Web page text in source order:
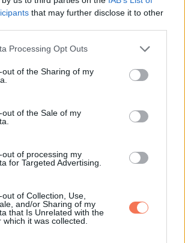
that may further disclose it to other
website/app uses one or more Google
visit or usage behaviour. You may click to
to Google and its third-party tags to
specified purposes in below Google
Processing Opt Outs
out of the Sharing of my
out of the Sale of my
out of processing my
for Targeted Advertising.
of Collection, Use,
and/or Sharing of my
that Is Unrelated with the
it was collected.
hogy az ötleteim őrültek és drágák.”
szorítottam.
megújítani, ugye?”
úgy remegett, hogy alig tudtam
az anyósülésre.
húztam elő. A külsején ez állt